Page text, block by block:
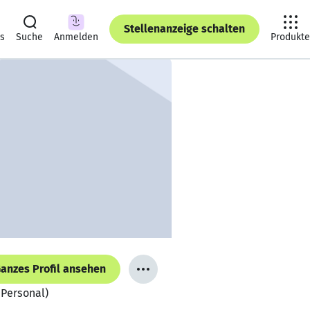
Suche Anmelden
Stellenanzeige schalten
Produkte
Profil ansehen